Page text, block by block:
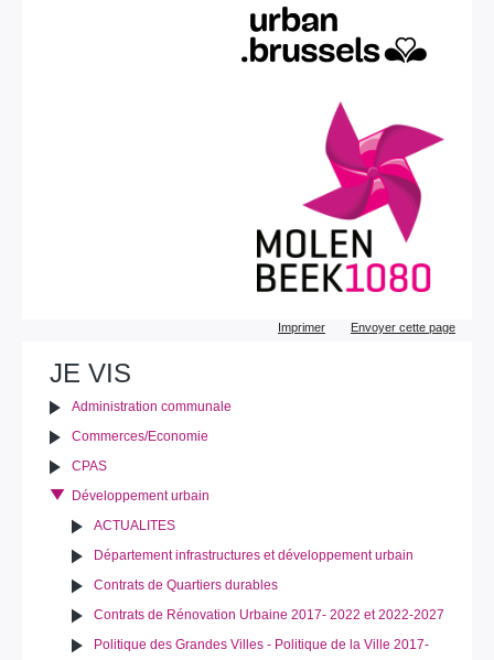
Imprimer Envoyer cette page
JE VIS
Administration communale
Commerces/Economie
CPAS
Développement urbain
ACTUALITES
Département infrastructures et développement urbain
Contrats de Quartiers durables
Contrats de Rénovation Urbaine 2017- 2022 et 2022-2027
Politique des Grandes Villes - Politique de la Ville 2017-